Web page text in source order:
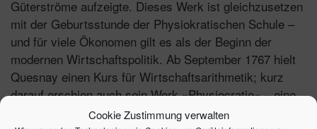
Cookie Zustimmung verwalten
Güterströme aufzeigte. Dieses Werk ist gleichzusetzen
mit der Geburtsstunde der Physiokratischen Schule –
und für viele Ökonomen gilt es als der Beginn der
modernen Wirtschaftspolitik. Ab September 1767 hielt
Quesnay einen Kurs für Wirtschaftsarithmetik; kurz
darauf erschien auch sein Werk »Physiocratie« – eine
Sammlung ausgewählter Schriften, herausgegeben von